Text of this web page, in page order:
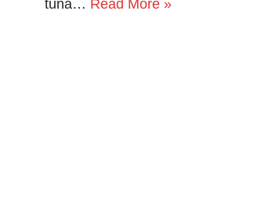
tuna… Read More »